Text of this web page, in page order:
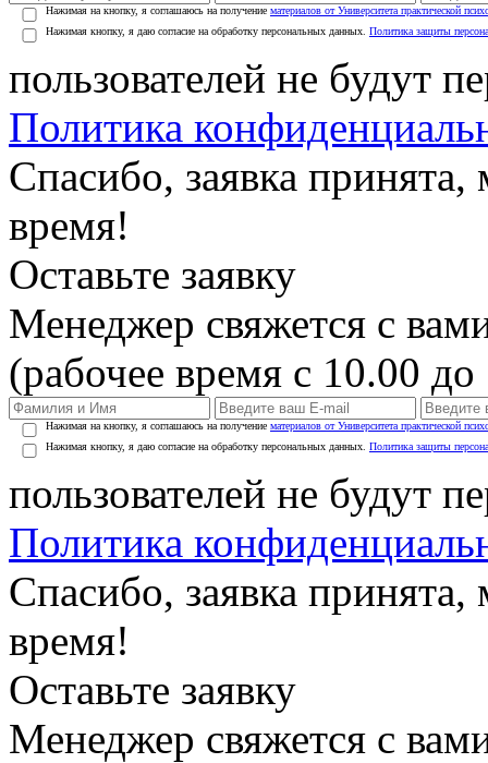
Нажимая на кнопку, я соглашаюсь на получение материалов от Университета практической
Нажимая кнопку, я даю согласие на обработку персональных данных. Политика защиты
пользователей не будут
Политика
Спасибо, заявка
время!
Оставьте заявку
Менеджер свяжется с
(рабочее время с 10.00
Нажимая на кнопку, я соглашаюсь на получение материалов от Университета практической
Нажимая кнопку, я даю согласие на обработку персональных данных. Политика защиты
пользователей не будут
Политика
Спасибо, заявка
время!
Оставьте заявку
Менеджер свяжется с